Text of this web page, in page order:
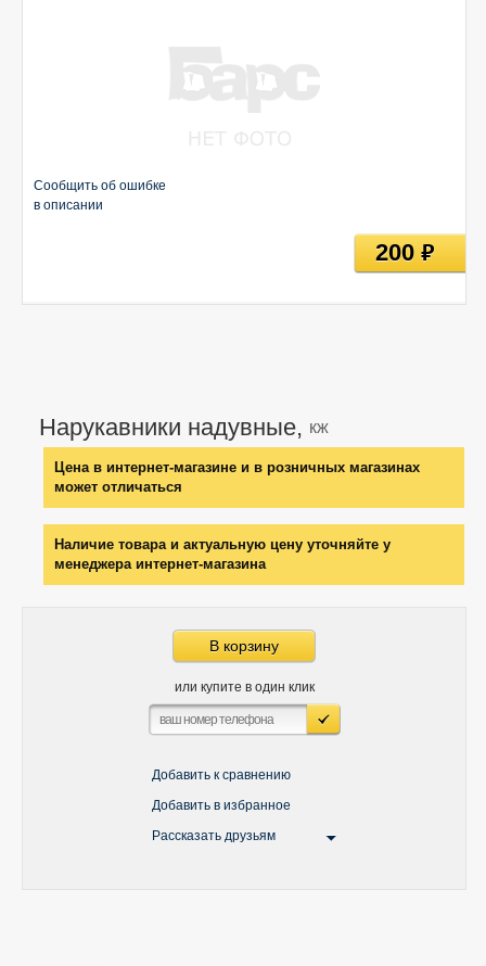
Нарукавники надувные, кж
Цена в интернет-магазине и в розничных магазинах
может отличаться
Наличие товара и актуальную цену уточняйте у
менеджера интернет-магазина
В корзину
или купите в один клик
Добавить к сравнению
Добавить в избранное
Рассказать друзьям
Сообщить об ошибке
в описании
200руб